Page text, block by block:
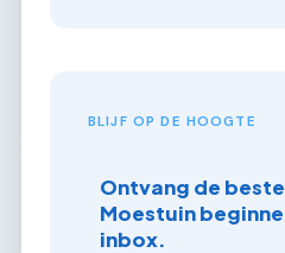
BLIJF OP DE HOOGTE
Ontvang de
Moestuin
inbox.